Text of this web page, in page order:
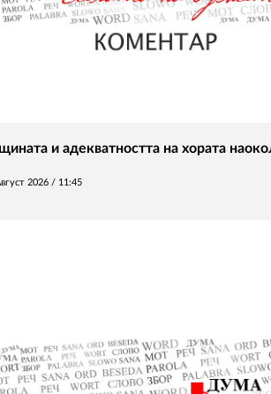
и адекватността на хората
2026 / 11:45